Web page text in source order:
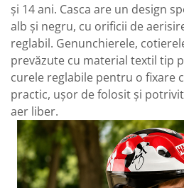
și 14 ani. Casca are un design
alb și negru, cu orificii de
reglabil. Genunchierele,
prevăzute cu material textil tip
curele reglabile pentru o fixare
practic, ușor de folosit și
aer liber.